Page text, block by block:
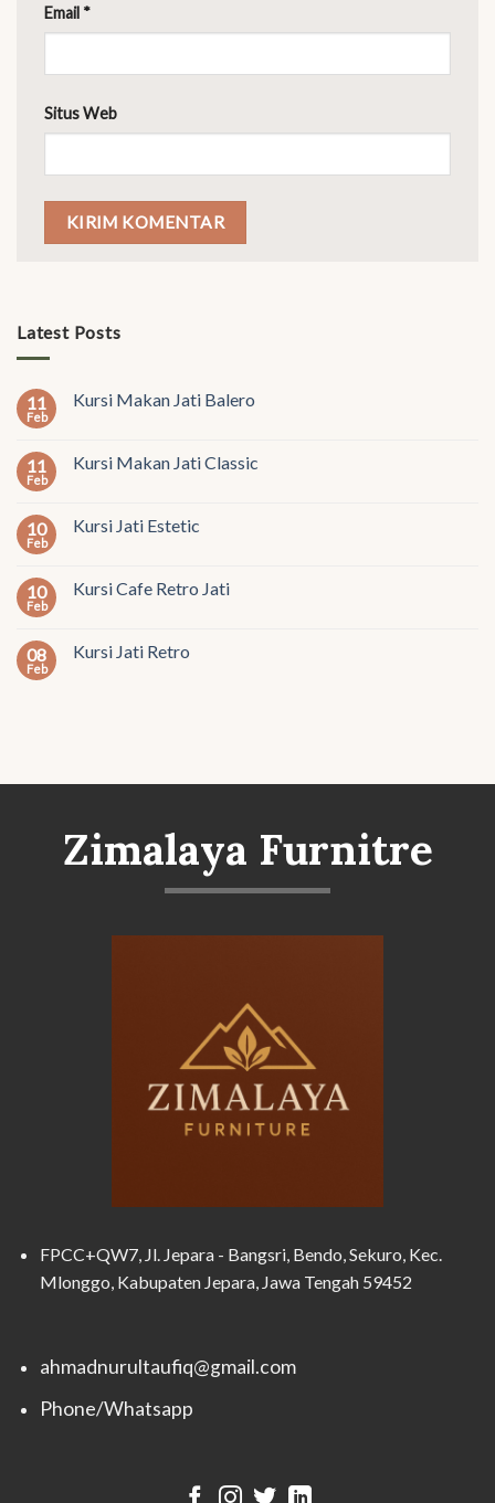
Email *
Situs Web
Latest Posts
11
Feb
Kursi Makan Jati Balero
11
Feb
Kursi Makan Jati Classic
10
Feb
Kursi Jati Estetic
10
Feb
Kursi Cafe Retro Jati
08
Feb
Kursi Jati Retro
Zimalaya Furnitre
FPCC+QW7, Jl. Jepara - Bangsri, Bendo, Sekuro, Kec.
Mlonggo, Kabupaten Jepara, Jawa Tengah 59452
ahmadnurultaufiq@gmail.com
Phone/Whatsapp